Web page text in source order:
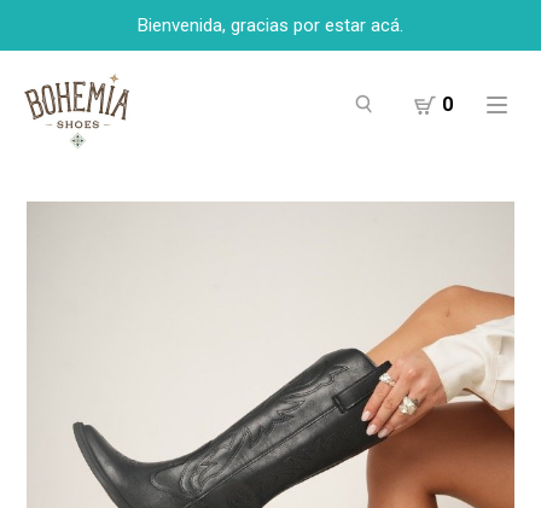
Bienvenida, gracias por estar acá.
0